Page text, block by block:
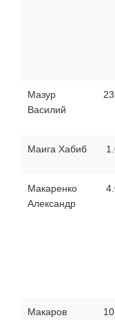
Мазур
Василий
Маига Хабиб
Макаренко
Александр
Макаров